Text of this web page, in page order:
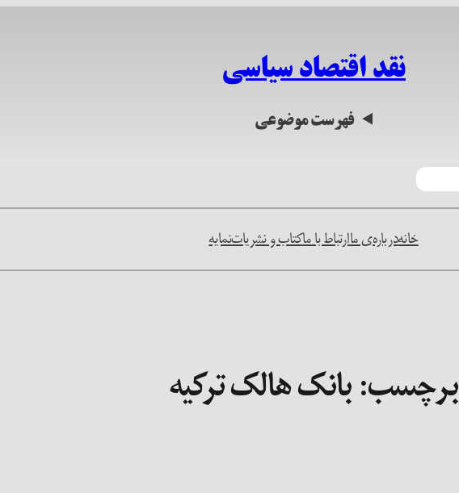
نقد اقتصاد سیاسی
فهرست موضوعی
خانهدرباره‌ی ماارتباط با ماکتاب و نشریاتنمایه
برچسب:بانک هالک ترکیه